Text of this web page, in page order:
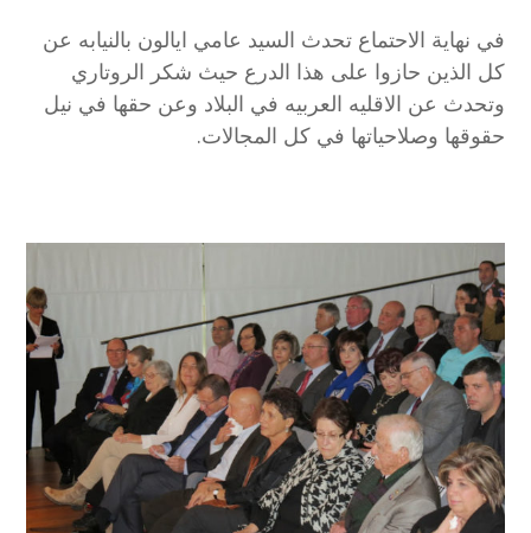
في نهاية الاحتماع تحدث السيد عامي ايالون بالنيابه عن
كل الذين حازوا على هذا الدرع حيث شكر الروتاري
وتحدث عن الاقليه العربيه في البلاد وعن حقها في نيل
حقوقها وصلاحياتها في كل المجالات.